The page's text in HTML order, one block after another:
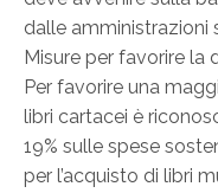
dalle amministrazioni
Misure per favorire la
Per favorire una
libri cartacei è
19% sulle spese
per l’acquisto di libri